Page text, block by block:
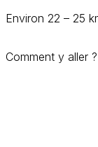
Environ 22 – 25
Comment y aller